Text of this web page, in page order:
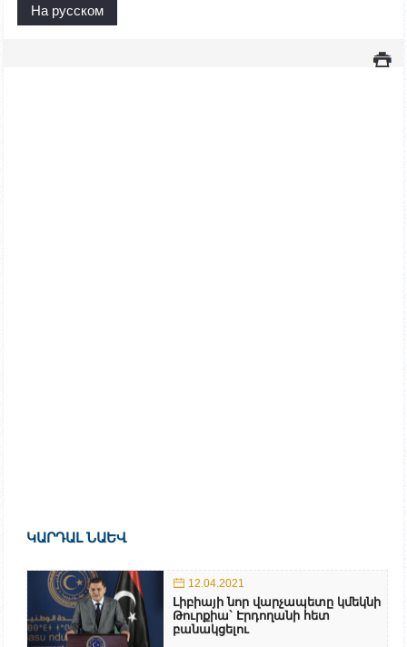
На русском
ԿԱՐԴԱԼ ՆԱԵՎ
12.04.2021
Լիբիայի նոր վարչապետը կմեկնի
Թուրքիա` Էրդողանի հետ
բանակցելու